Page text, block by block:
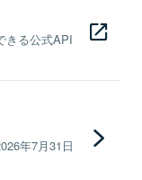
きる公式API
年7月31日